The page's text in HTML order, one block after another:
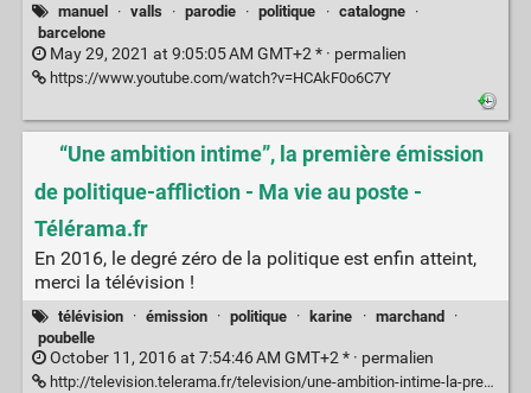
manuel · valls · parodie · politique · catalogne
·
barcelone
May 29, 2021 at 9:05:05 AM GMT+2 * · permalien
https://www.youtube.com/watch?v=HCAkF0o6C7Y
“Une ambition intime”, la première émission
de politique-affliction - Ma vie au poste -
Télérama.fr
En 2016, le degré zéro de la politique est enfin atteint,
merci la télévision !
télévision · émission · politique · karine · marchand
·
poubelle
October 11, 2016 at 7:54:46 AM GMT+2 * · permalien
http://television.telerama.fr/television/une-ambition-intime-la-premiere-emission-de-politique-affliction,148513.php?utm_medium=Social&utm_campaign=Echobox